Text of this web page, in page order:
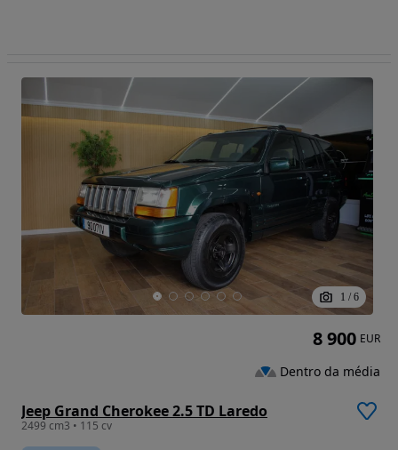
1 / 6
Jeep Grand Cherokee 2.5 TD Laredo
2499 cm3 • 115 cv
8 900 EUR
Dentro da média